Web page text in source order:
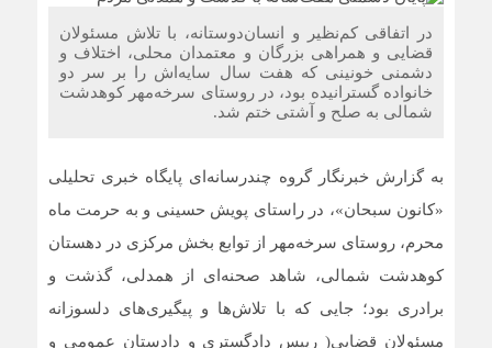
تحول در زیرساخت‌های جاده‌ای کوهدشت برای تسهیل تردد
زائران اربعین
در اتفاقی کم‌نظیر و انسان‌دوستانه، با تلاش مسئولان
قضایی و همراهی بزرگان و معتمدان محلی، اختلاف و
دشمنی خونینی که هفت سال سایه‌اش را بر سر دو
خانواده گسترانیده بود، در روستای سرخه‌مهر کوهدشت
شمالی به صلح و آشتی ختم شد.
به گزارش خبرنگار گروه چندرسانه‌ای پایگاه خبری تحلیلی
«کانون سبحان»، در راستای پویش حسینی و به حرمت ماه
محرم، روستای سرخه‌مهر از توابع بخش مرکزی در دهستان
کوهدشت شمالی، شاهد صحنه‌ای از همدلی، گذشت و
برادری بود؛ جایی که با تلاش‌ها و پیگیری‌های دلسوزانه
مسئولان قضایی( رییس دادگستری و دادستان عمومی و